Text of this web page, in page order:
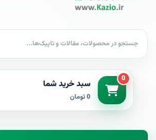
0 سبد خرید شما
0 تومان